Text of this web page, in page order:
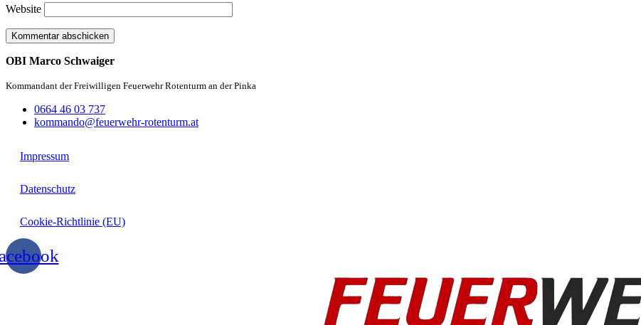
Website
OBI Marco Schwaiger
Kommandant der Freiwilligen Feuerwehr Rotenturm an der Pinka
0664 46 03 737
kommando@feuerwehr-rotenturm.at
Impressum
Datenschutz
Cookie-Richtlinie (EU)